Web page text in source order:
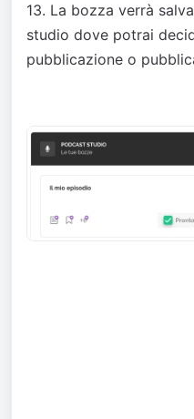
13. La bozza verrà
studio dove potrai
pubblicazione o